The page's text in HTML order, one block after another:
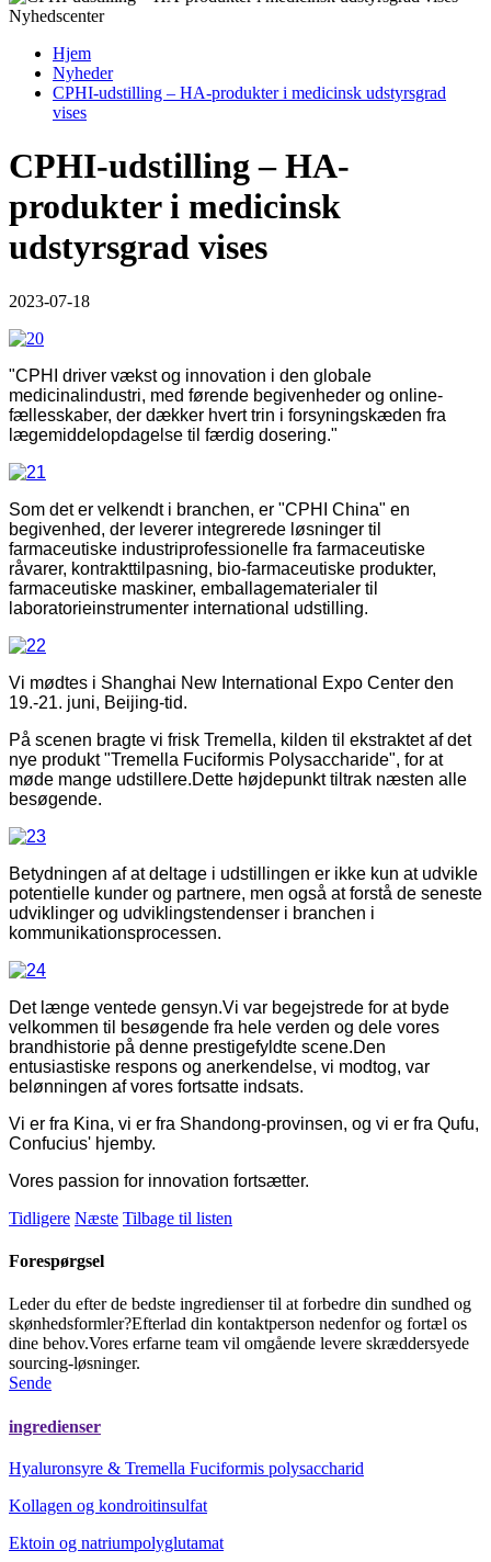
Nyhedscenter
Hjem
Nyheder
CPHI-udstilling – HA-produkter i medicinsk udstyrsgrad
vises
CPHI-udstilling – HA-
produkter i medicinsk
udstyrsgrad vises
2023-07-18
"CPHI driver vækst og innovation i den globale
medicinalindustri, med førende begivenheder og online-
fællesskaber, der dækker hvert trin i forsyningskæden fra
lægemiddelopdagelse til færdig dosering."
Som det er velkendt i branchen, er "CPHI China" en
begivenhed, der leverer integrerede løsninger til
farmaceutiske industriprofessionelle fra farmaceutiske
råvarer, kontrakttilpasning, bio-farmaceutiske produkter,
farmaceutiske maskiner, emballagematerialer til
laboratorieinstrumenter international udstilling.
Vi mødtes i Shanghai New International Expo Center den
19.-21. juni, Beijing-tid.
På scenen bragte vi frisk Tremella, kilden til ekstraktet af det
nye produkt "Tremella Fuciformis Polysaccharide", for at
møde mange udstillere.Dette højdepunkt tiltrak næsten alle
besøgende.
Betydningen af ​​at deltage i udstillingen er ikke kun at udvikle
potentielle kunder og partnere, men også at forstå de seneste
udviklinger og udviklingstendenser i branchen i
kommunikationsprocessen.
Det længe ventede gensyn.Vi var begejstrede for at byde
velkommen til besøgende fra hele verden og dele vores
brandhistorie på denne prestigefyldte scene.Den
entusiastiske respons og anerkendelse, vi modtog, var
belønningen af ​​vores fortsatte indsats.
Vi er fra Kina, vi er fra Shandong-provinsen, og vi er fra Qufu,
Confucius' hjemby.
Vores passion for innovation fortsætter.
Tidligere Næste Tilbage til listen
Forespørgsel
Leder du efter de bedste ingredienser til at forbedre din sundhed og
skønhedsformler?Efterlad din kontaktperson nedenfor og fortæl os
dine behov.Vores erfarne team vil omgående levere skræddersyede
sourcing-løsninger.
Sende
ingredienser
Hyaluronsyre & Tremella Fuciformis polysaccharid
Kollagen og kondroitinsulfat
Ektoin og natriumpolyglutamat